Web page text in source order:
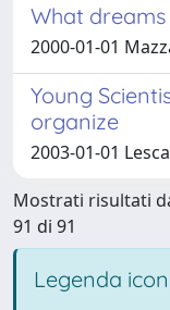
What
2000-01-01
Young
organize
2003-01-01
Mostrati risultati
91 di 91
Legenda